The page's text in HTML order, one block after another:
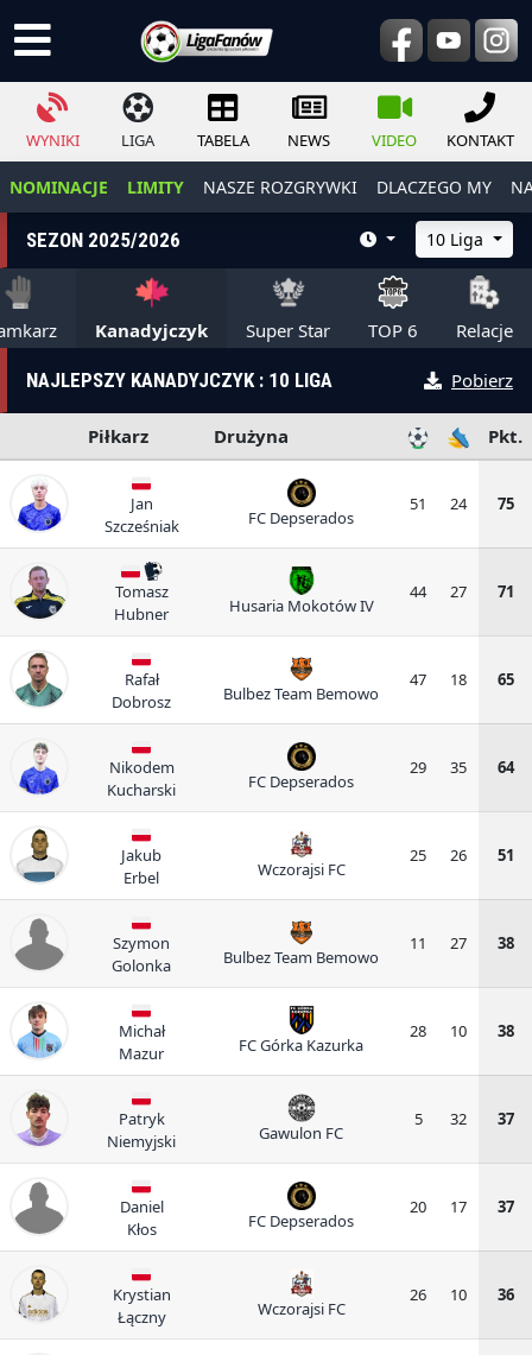
WYNIKI LIGA TABELA NEWS VIDEO KONTAKT
NOMINACJE LIMITY NASZE ROZGRYWKI DLACZEGO MY
SEZON 2025/2026 10 Liga
Kanadyjczyk Super Star TOP 6 Relacje
NAJLEPSZY KANADYJCZYK : 10 LIGA Pobierz
Piłkarz Drużyna Pkt.
Jan
Szcześniak
FC Depserados
51 24 75
Tomasz
Hubner
Husaria Mokotów IV
44 27 71
Rafał
Dobrosz
Bulbez Team Bemowo
47 18 65
Nikodem
Kucharski
FC Depserados
29 35 64
Jakub
Erbel
Wczorajsi FC
25 26 51
Szymon
Golonka
Bulbez Team Bemowo
11 27 38
Michał
Mazur
FC Górka Kazurka
28 10 38
Patryk
Niemyjski
Gawulon FC
5 32 37
Daniel
Kłos
FC Depserados
20 17 37
Krystian
Łączny
Wczorajsi FC
26 10 36